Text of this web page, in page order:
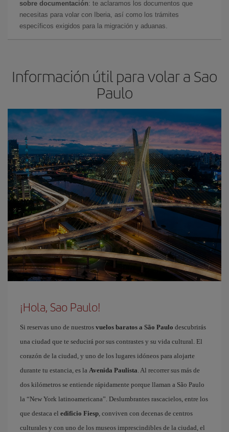
sobre documentación: te aclaramos los documentos que
necesitas para volar con Iberia, así como los trámites
específicos exigidos para la migración y aduanas.
Información útil para volar a Sao
Paulo
¡Hola, Sao Paulo!
Si reservas uno de nuestros vuelos baratos a São Paulo descubrirás
una ciudad que te seducirá por sus contrastes y su vida cultural. El
corazón de la ciudad, y uno de los lugares idóneos para alojarte
durante tu estancia, es la Avenida Paulista. Al recorrer sus más de
dos kilómetros se entiende rápidamente porque llaman a São Paulo
la “New York latinoamericana”. Deslumbrantes rascacielos, entre los
que destaca el edificio Fiesp, conviven con decenas de centros
culturales y con uno de los museos imprescindibles de la ciudad, el